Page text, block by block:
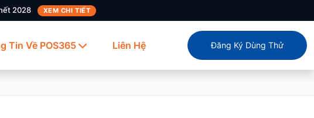
2028 XEM CHI TIẾT
Tin Về POS365 Liên Hệ Đăng Ký Dùng Thử